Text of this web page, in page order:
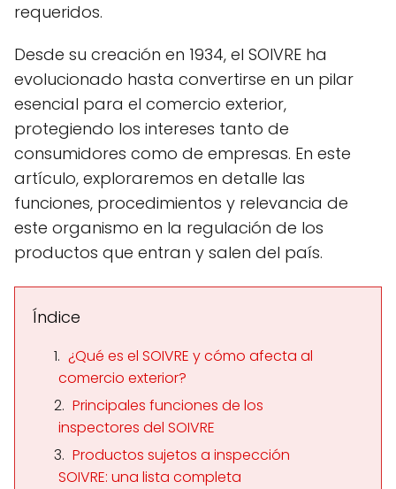
requeridos.
Desde su creación en 1934, el SOIVRE ha
evolucionado hasta convertirse en un pilar
esencial para el comercio exterior,
protegiendo los intereses tanto de
consumidores como de empresas. En este
artículo, exploraremos en detalle las
funciones, procedimientos y relevancia de
este organismo en la regulación de los
productos que entran y salen del país.
Índice
¿Qué es el SOIVRE y cómo afecta al
comercio exterior?
Principales funciones de los
inspectores del SOIVRE
Productos sujetos a inspección
SOIVRE: una lista completa